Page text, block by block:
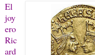
El
joy
ero
Ric
ard